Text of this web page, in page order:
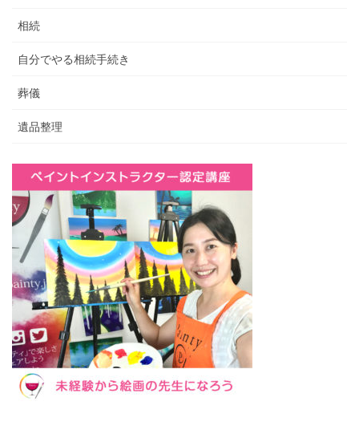
相続
自分でやる相続手続き
葬儀
遺品整理